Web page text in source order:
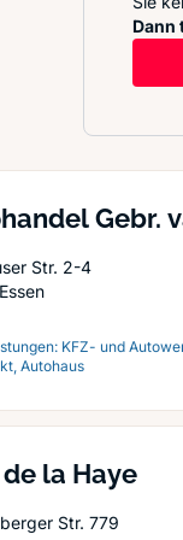
Dann
Gebr.
Str. 2-4
Essen
KFZ- und
Autohaus
de la Haye
Str. 779